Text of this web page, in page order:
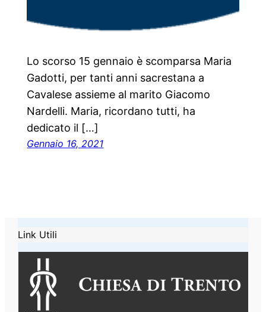
Lo scorso 15 gennaio è scomparsa Maria
Gadotti, per tanti anni sacrestana a
Cavalese assieme al marito Giacomo
Nardelli. Maria, ricordano tutti, ha
dedicato il […]
Gennaio 16, 2021
Link Utili